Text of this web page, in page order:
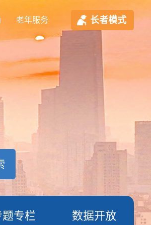
老年服务 长者模式
题专栏 数据开放